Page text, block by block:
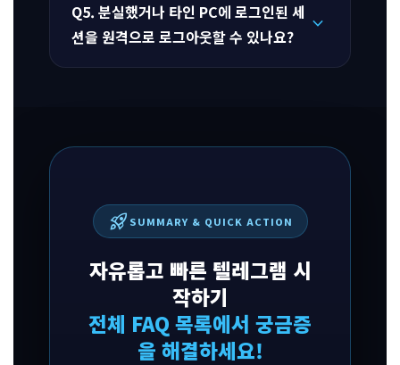
Q5. 분실했거나 타인 PC에 로그인된 세
션을 원격으로 로그아웃할 수 있나요?
expand_more
rocket_launch SUMMARY & QUICK ACTION
자유롭고 빠른 텔레그램 시
작하기
전체 FAQ 목록에서 궁금증
을 해결하세요!